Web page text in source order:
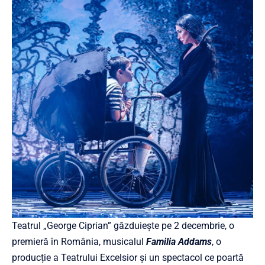
Teatrul „George Ciprian” găzduiește pe 2 decembrie, o
premieră în România, musicalul Familia Addams, o
producție a Teatrului Excelsior și un spectacol ce poartă